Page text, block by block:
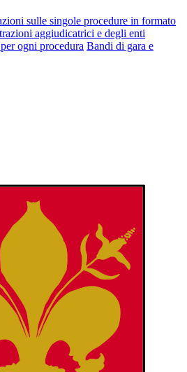
sulle singole procedure in formato
aggiudicatrici e degli enti
ogni procedura Bandi di gara e